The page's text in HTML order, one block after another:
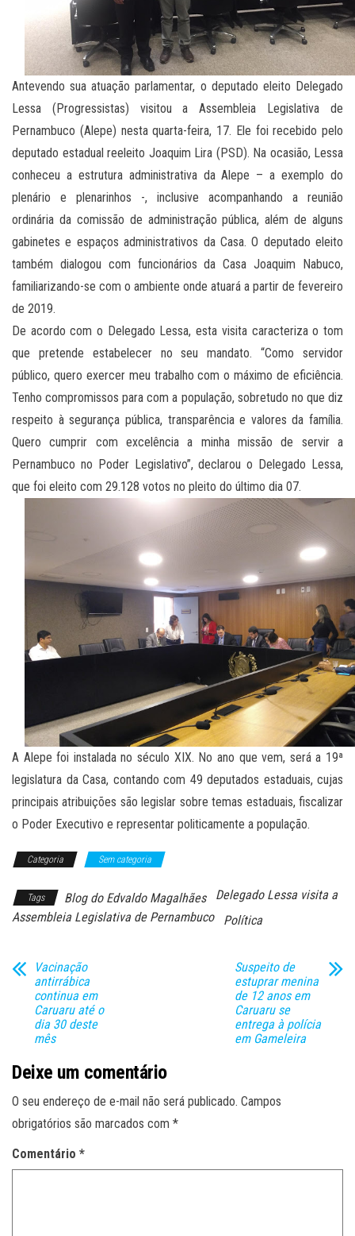
Antevendo sua atuação parlamentar, o deputado eleito Delegado
Lessa (Progressistas) visitou a Assembleia Legislativa de
Pernambuco (Alepe) nesta quarta-feira, 17. Ele foi recebido pelo
deputado estadual reeleito Joaquim Lira (PSD). Na ocasião, Lessa
conheceu a estrutura administrativa da Alepe – a exemplo do
plenário e plenarinhos -, inclusive acompanhando a reunião
ordinária da comissão de administração pública, além de alguns
gabinetes e espaços administrativos da Casa. O deputado eleito
também dialogou com funcionários da Casa Joaquim Nabuco,
familiarizando-se com o ambiente onde atuará a partir de fevereiro
de 2019.
De acordo com o Delegado Lessa, esta visita caracteriza o tom
que pretende estabelecer no seu mandato. “Como servidor
público, quero exercer meu trabalho com o máximo de eficiência.
Tenho compromissos para com a população, sobretudo no que diz
respeito à segurança pública, transparência e valores da família.
Quero cumprir com excelência a minha missão de servir a
Pernambuco no Poder Legislativo”, declarou o Delegado Lessa,
que foi eleito com 29.128 votos no pleito do último dia 07.
A Alepe foi instalada no século XIX. No ano que vem, será a 19ª
legislatura da Casa, contando com 49 deputados estaduais, cujas
principais atribuições são legislar sobre temas estaduais, fiscalizar
o Poder Executivo e representar politicamente a população.
Categoria Sem categoria
Tags Blog do Edvaldo Magalhães
Delegado Lessa visita a
Assembleia Legislativa de Pernambuco
Política
Vacinação
antirrábica
continua em
Caruaru até o
dia 30 deste
mês
Suspeito de
estuprar menina
de 12 anos em
Caruaru se
entrega à polícia
em Gameleira
Deixe um comentário
O seu endereço de e-mail não será publicado. Campos
obrigatórios são marcados com *
Comentário *